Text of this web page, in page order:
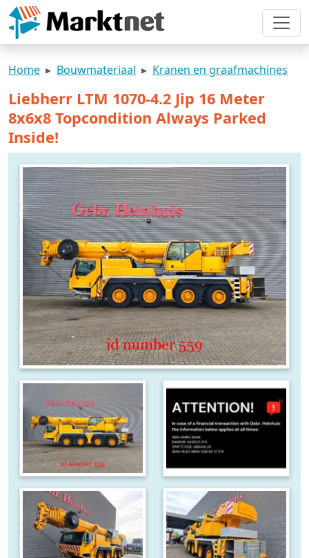
Home Bouwmateriaal Kranen en graafmachines
Liebherr LTM 1070-4.2 Jip 16 Meter
8x6x8 Topcondition Always Parked
Inside!